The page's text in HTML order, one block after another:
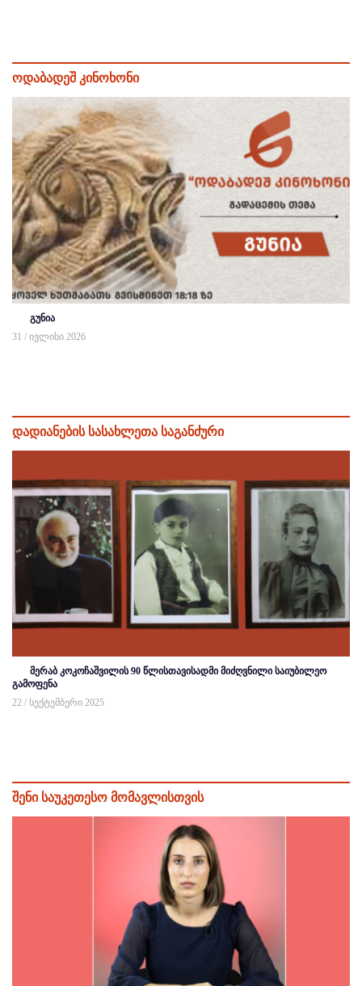
ოდაბადეშ კინოხონი
გუნია
31 / ივლისი 2026
დადიანების სასახლეთა საგანძური
მერაბ კოკოჩაშვილის 90 წლისთავისადმი მიძღვნილი საიუბილეო
გამოფენა
22 / სექტემბერი 2025
შენი საუკეთესო მომავლისთვის